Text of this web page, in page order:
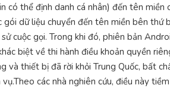
thể định danh cá nhân) đến tên
dữ liệu chuyển đến tên miền bên thứ
cuộc gọi. Trong khi đó, phiên bản
biệt về thi hành điều khoản quyền
thiết bị đã rời khỏi Trung Quốc, bất
các nhà nghiên cứu, điều này